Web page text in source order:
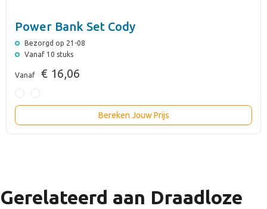
Power Bank Set Cody
Bezorgd op 21-08
Vanaf 10 stuks
Vanaf € 16,06
Bereken Jouw Prijs
Gerelateerd aan Draadloze